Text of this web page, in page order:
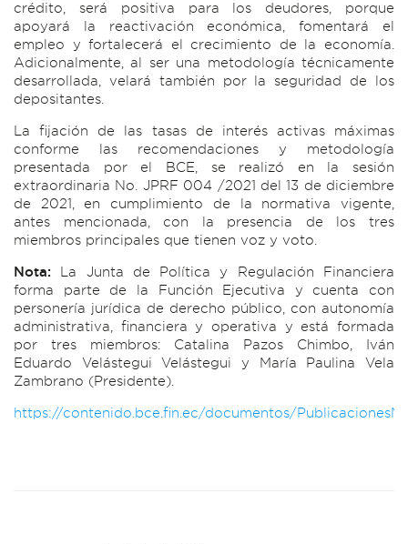
crédito, será positiva para los deudores, porque
apoyará la reactivación económica, fomentará el
empleo y fortalecerá el crecimiento de la economía.
Adicionalmente, al ser una metodología técnicamente
desarrollada, velará también por la seguridad de los
depositantes.
La fijación de las tasas de interés activas máximas
conforme las recomendaciones y metodología
presentada por el BCE, se realizó en la sesión
extraordinaria No. JPRF 004 /2021 del 13 de diciembre
de 2021, en cumplimiento de la normativa vigente,
antes mencionada, con la presencia de los tres
miembros principales que tienen voz y voto.
Nota: La Junta de Política y Regulación Financiera
forma parte de la Función Ejecutiva y cuenta con
personería jurídica de derecho público, con autonomía
administrativa, financiera y operativa y está formada
por tres miembros: Catalina Pazos Chimbo, Iván
Eduardo Velástegui Velástegui y María Paulina Vela
Zambrano (Presidente).
https://contenido.bce.fin.ec/documentos/